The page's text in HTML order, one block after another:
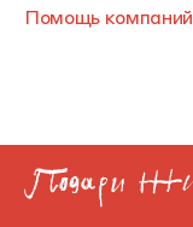
Помощь компаний